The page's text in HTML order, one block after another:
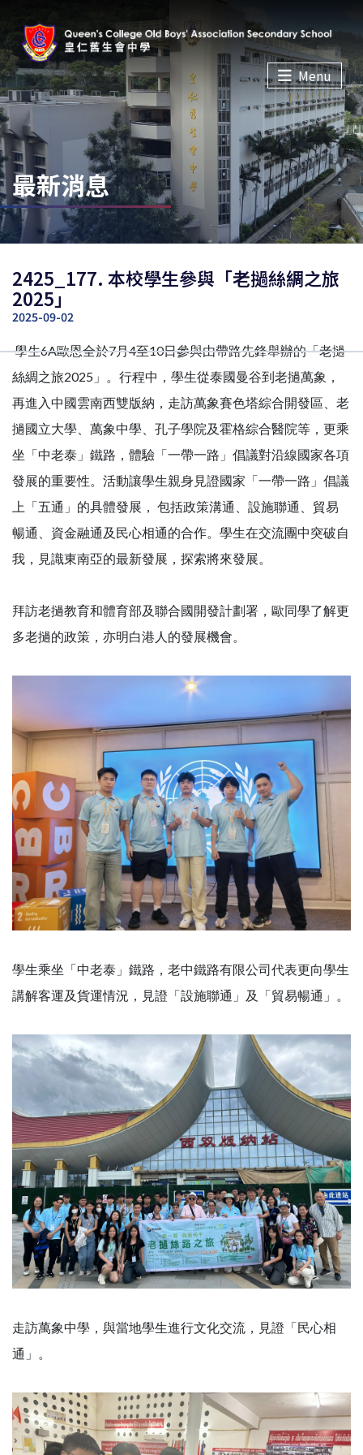
Menu
最新消息
2425_177. 本校學生參與「老撾絲綢之旅
2025」
2025-09-02
學生6A歐恩全於7月4至10日參與由帶路先鋒舉辦的「老撾
絲綢之旅2025」。行程中，學生從泰國曼谷到老撾萬象，
再進入中國雲南西雙版納，走訪萬象賽色塔綜合開發區、老
撾國立大學、萬象中學、孔子學院及霍格綜合醫院等，更乘
坐「中老泰」鐵路，體驗「一帶一路」倡議對沿線國家各項
發展的重要性。活動讓學生親身見證國家「一帶一路」倡議
上「五通」的具體發展， 包括政策溝通、設施聯通、貿易
暢通、資金融通及民心相通的合作。學生在交流團中突破自
我，見識東南亞的最新發展，探索將來發展。
拜訪老撾教育和體育部及聯合國開發計劃署，歐同學了解更
多老撾的政策，亦明白港人的發展機會。
學生乘坐「中老泰」鐵路，老中鐵路有限公司代表更向學生
講解客運及貨運情況，見證「設施聯通」及「貿易暢通」。
走訪萬象中學，與當地學生進行文化交流，見證「民心相
通」。